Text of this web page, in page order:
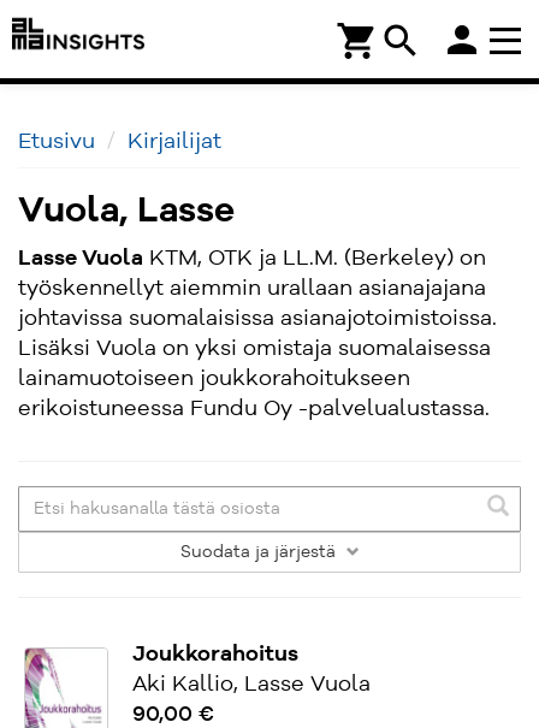
search
shopping_cart person
Etusivu Kirjailijat
Vuola, Lasse
Lasse Vuola KTM, OTK ja LL.M. (Berkeley) on
työskennellyt aiemmin urallaan asianajajana
johtavissa suomalaisissa asianajotoimistoissa.
Lisäksi Vuola on yksi omistaja suomalaisessa
lainamuotoiseen joukkorahoitukseen
erikoistuneessa Fundu Oy -palvelualustassa.
Suodata ja järjestä
Joukkorahoitus
Aki Kallio, Lasse Vuola
90,00 €